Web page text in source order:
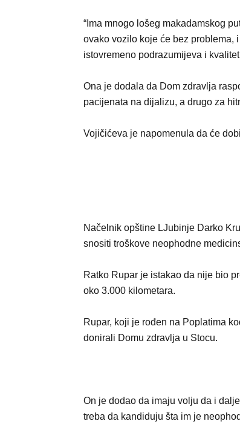
“Ima mnogo lošeg makadamskog
ovako vozilo koje će bez problema,
istovremeno podrazumijeva i
Ona je dodala da Dom zdravlja
pacijenata na dijalizu, a drugo za
Vojičićeva je napomenula da će
Načelnik opštine LJubinje Darko
snositi troškove neophodne
Ratko Rupar je istakao da nije bio
oko 3.000 kilometara.
Rupar, koji je rođen na Poplatima
donirali Domu zdravlja u Stocu.
On je dodao da imaju volju da i
treba da kandiduju šta im je